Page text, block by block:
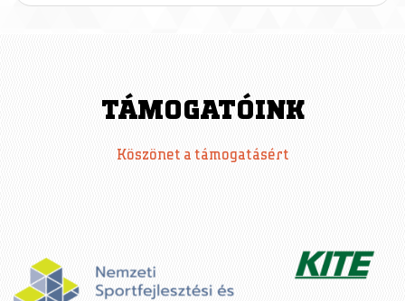
TÁMOGATÓINK
Köszönet a támogatásért